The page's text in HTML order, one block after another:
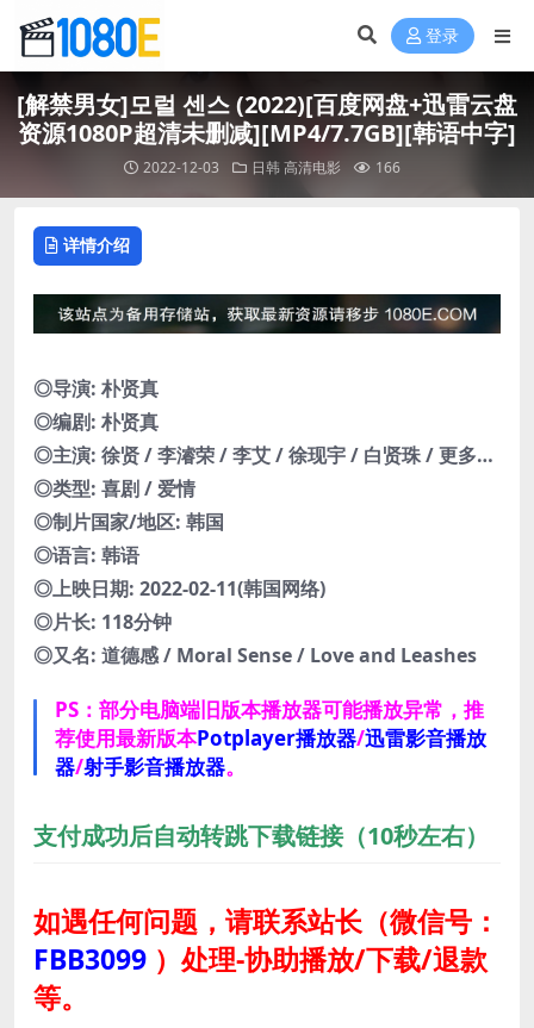
登录
[解禁男女]모럴 센스 (2022)[百度网盘+迅雷云盘
资源1080P超清未删减][MP4/7.7GB][韩语中字]
2022-12-03 日韩高清电影 166
详情介绍
◎导演: 朴贤真
◎编剧: 朴贤真
◎主演: 徐贤 / 李濬荣 / 李艾 / 徐现宇 / 白贤珠 / 更多…
◎类型: 喜剧 / 爱情
◎制片国家/地区: 韩国
◎语言: 韩语
◎上映日期: 2022-02-11(韩国网络)
◎片长: 118分钟
◎又名: 道德感 / Moral Sense / Love and Leashes
PS：部分电脑端旧版本播放器可能播放异常，推
荐使用最新版本Potplayer播放器/迅雷影音播放
器/射手影音播放器。
支付成功后自动转跳下载链接（10秒左右）
如遇任何问题，请联系站长（微信号：
FBB3099 ） 处理-协助播放/下载/退款
等。